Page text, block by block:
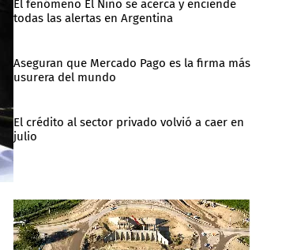
El fenómeno El Niño se acerca y enciende
todas las alertas en Argentina
Aseguran que Mercado Pago es la firma más
usurera del mundo
El crédito al sector privado volvió a caer en
julio